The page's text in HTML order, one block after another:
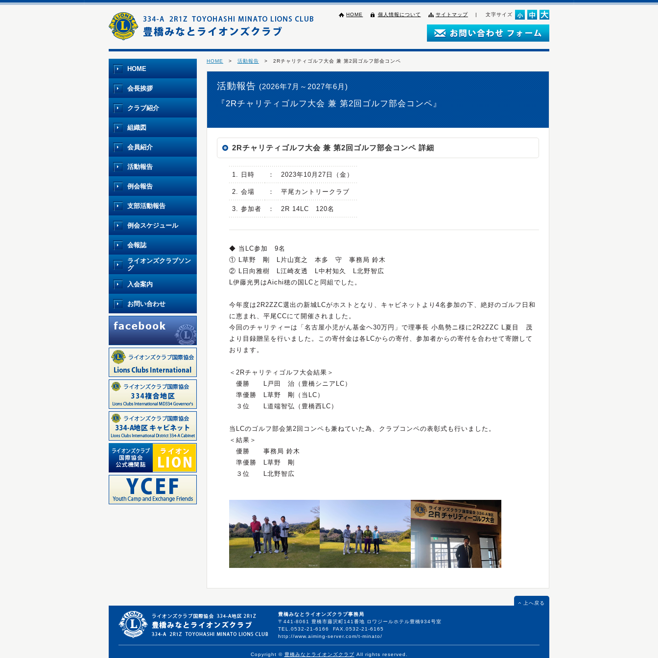
HOME 個人情報について サイトマップ | 文字サイズ
HOME > 活動報告 > 2Rチャリティゴルフ大会 兼 第2回ゴルフ部会コンペ
活動報告 (2026年7月～2027年6月)
『2Rチャリティゴルフ大会 兼 第2回ゴルフ部会コンペ』
2Rチャリティゴルフ大会 兼 第2回ゴルフ部会コンペ 詳細
1. 日時 ： 2023年10月27日（金）
2. 会場 ： 平尾カントリークラブ
3. 参加者 ： 2R 14LC 120名
◆ 当LC参加 9名
① L草野 剛 L片山寛之 本多 守 事務局 鈴木
② L日向雅樹 L江崎友透 L中村知久 L北野智広
L伊藤光男はAichi穂の国LCと同組でした。
今年度は2R2ZZC選出の新城LCがホストとなり、キャビネットより4名参加の下、絶好のゴルフ日和
に恵まれ、平尾CCにて開催されました。
今回のチャリティーは「名古屋小児がん基金ヘ30万円」で理事長 小島勢ニ様に2R2ZZC L夏目 茂
より目録贈呈を行いました。この寄付金は各LCからの寄付、参加者からの寄付を合わせて寄贈して
おります。
＜2Rチャリティゴルフ大会結果＞
優勝 L戸田 治（豊橋シニアLC）
準優勝 L草野 剛（当LC）
３位 L道端智弘（豊橋西LC）
当LCのゴルフ部会第2回コンペも兼ねていた為、クラブコンペの表彰式も行いました。
＜結果＞
優勝 事務局 鈴木
準優勝 L草野 剛
３位 L北野智広
HOME
会長挨拶
クラブ紹介
組織図
会員紹介
活動報告
例会報告
支部活動報告
例会スケジュール
会報誌
ライオンズクラブソン
グ
入会案内
お問い合わせ
上へ戻る
豊橋みなとライオンズクラブ事務局
〒441-8061 豊橋市藤沢町141番地 ロワジールホテル豊橋934号室
TEL.0532-21-6166 FAX.0532-21-6165
http://www.aiming-server.com/t-minato/
Copyright © 豊橋みなとライオンズクラブ All rights reserved.